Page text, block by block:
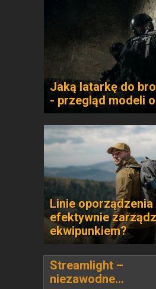
Jaką latarkę do
- przegląd modeli
Linie
efektywnie
ekwipunkiem?
Streamlight –
niezawodne...